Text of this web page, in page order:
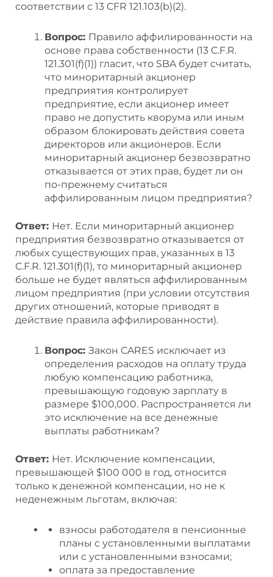
соответствии с 13 CFR 121.103(b)(2).
Вопрос: Правило аффилированности на
основе права собственности (13 C.F.R.
121.301(f)(1)) гласит, что SBA будет считать,
что миноритарный акционер
предприятия контролирует
предприятие, если акционер имеет
право не допустить кворума или иным
образом блокировать действия совета
директоров или акционеров. Если
миноритарный акционер безвозвратно
отказывается от этих прав, будет ли он
по-прежнему считаться
аффилированным лицом предприятия?
Ответ: Нет. Если миноритарный акционер
предприятия безвозвратно отказывается от
любых существующих прав, указанных в 13
C.F.R. 121.301(f)(1), то миноритарный акционер
больше не будет являться аффилированным
лицом предприятия (при условии отсутствия
других отношений, которые приводят в
действие правила аффилированности).
Вопрос: Закон CARES исключает из
определения расходов на оплату труда
любую компенсацию работника,
превышающую годовую зарплату в
размере $100,000. Распространяется ли
это исключение на все денежные
выплаты работникам?
Ответ: Нет. Исключение компенсации,
превышающей $100 000 в год, относится
только к денежной компенсации, но не к
неденежным льготам, включая:
взносы работодателя в пенсионные
планы с установленными выплатами
или с установленными взносами;
оплата за предоставление